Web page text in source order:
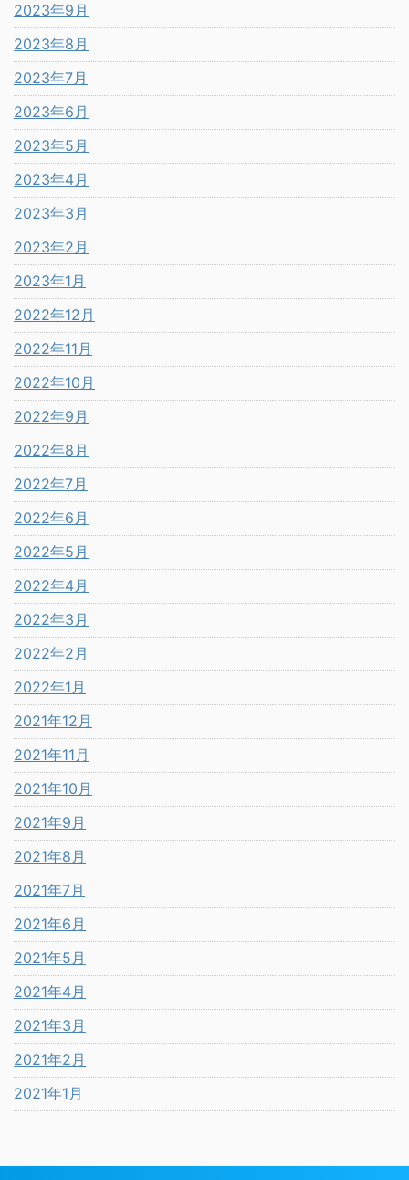
2023年9月
2023年8月
2023年7月
2023年6月
2023年5月
2023年4月
2023年3月
2023年2月
2023年1月
2022年12月
2022年11月
2022年10月
2022年9月
2022年8月
2022年7月
2022年6月
2022年5月
2022年4月
2022年3月
2022年2月
2022年1月
2021年12月
2021年11月
2021年10月
2021年9月
2021年8月
2021年7月
2021年6月
2021年5月
2021年4月
2021年3月
2021年2月
2021年1月